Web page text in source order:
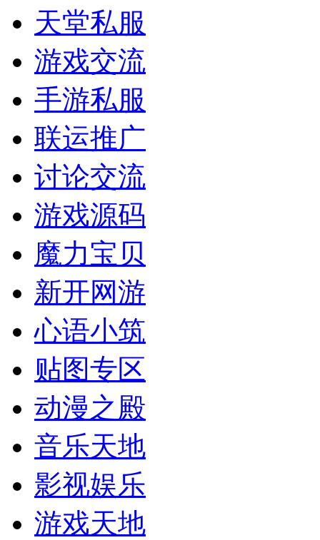
天堂私服
游戏交流
手游私服
联运推广
讨论交流
游戏源码
魔力宝贝
新开网游
心语小筑
贴图专区
动漫之殿
音乐天地
影视娱乐
游戏天地